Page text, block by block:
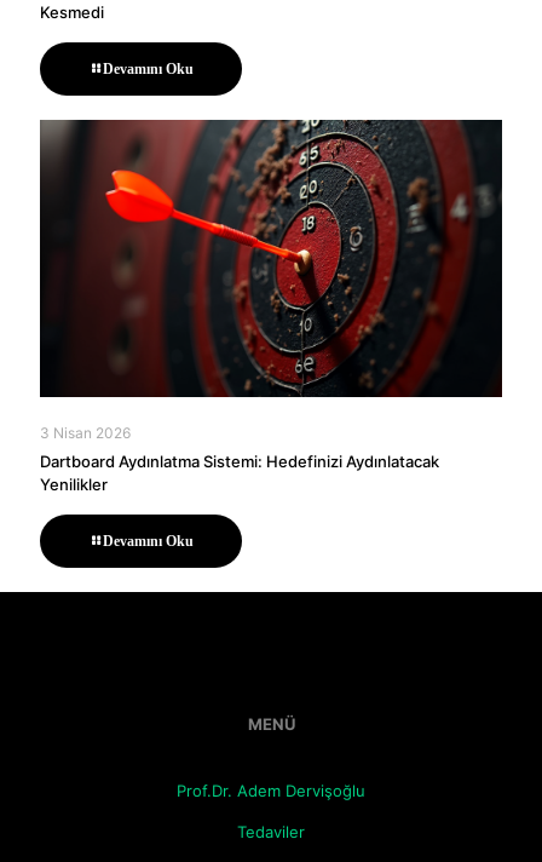
Kesmedi
Devamını Oku
3 Nisan 2026
Dartboard Aydınlatma Sistemi: Hedefinizi Aydınlatacak
Yenilikler
Devamını Oku
MENÜ
Prof.Dr. Adem Dervişoğlu
Tedaviler